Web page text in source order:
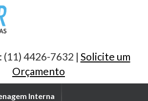
(11) 4426-7632 | Solicite um
Orçamento
Interna